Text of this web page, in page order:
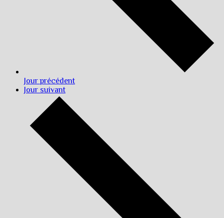
Jour précédent
Jour suivant